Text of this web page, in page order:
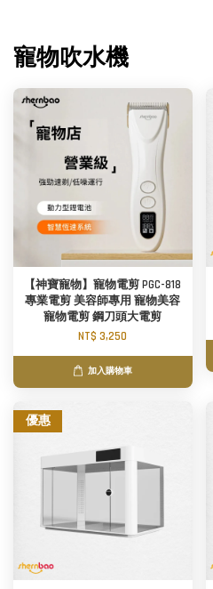
寵物吹水機
【神寶寵物】寵物電剪 PGC-818
專業電剪 美容師專用 寵物美容
寵物電剪 鋼刀頭大電剪
NT$ 3,250
加入購物車
優惠